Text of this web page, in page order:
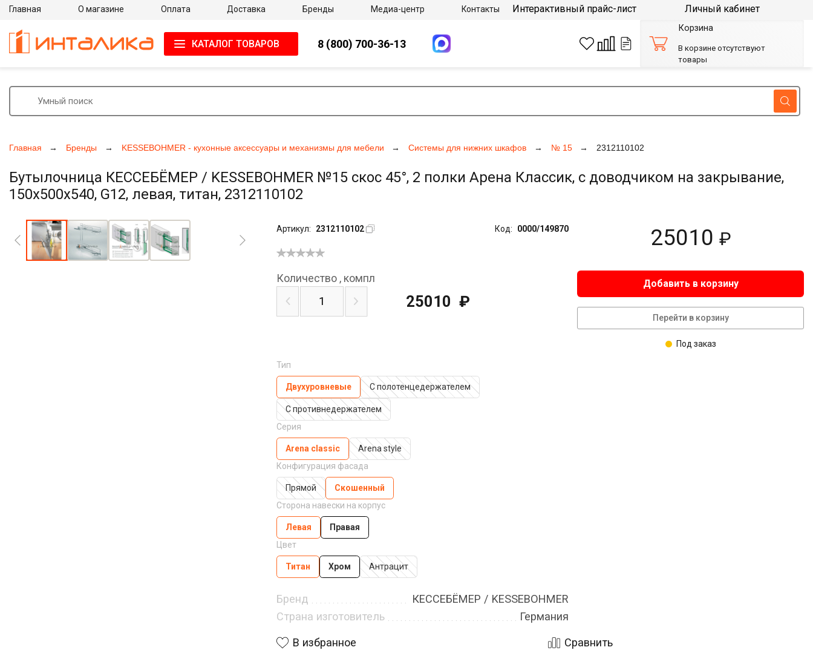
Главная Бренды KESSEBOHMER - кухонные аксессуары и механизмы для мебели Системы для нижних шкафов № 15 2312110102
Бутылочница КЕССЕБЁМЕР / KESSEBOHMER №15 скос 45°, 2 полки Арена Классик, с доводчиком на закрывание,
150х500х540, G12, левая, титан, 2312110102
Артикул: 2312110102 Код: 0000/149870 25010 ₽
Тип
Двухуровневые С полотенцедержателем
С противнедержателем
Серия
Arena classic
Arena style
Конфигурация фасада
Прямой
Скошенный
Сторона навески на корпус
Левая
Правая
Цвет
Титан Хром Антрацит
Бренд
КЕССЕБЁМЕР / KESSEBOHMER
Страна изготовитель
Германия
Количество , компл
25010 ₽
Добавить в корзину
Перейти в корзину
Под заказ
В избранное Сравнить
Главная О магазине Оплата Доставка Бренды Медиа-центр Контакты Интерактивный прайс-лист Личный кабинет
КАТАЛОГ ТОВАРОВ 8 (800) 700-36-13
Корзина
В корзине отсутствуют
товары